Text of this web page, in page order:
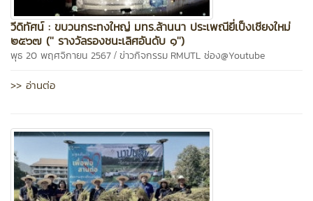
วีดิทัศน์ : ขบวนกระทงใหญ่ มทร.ล้านนา ประเพณียี่เป็งเชียงใหม่
๒๕๖๗ ('' รางวัลรองชนะเลิศอันดับ ๑'')
พุธ 20 พฤศจิกายน 2567 / ข่าวกิจกรรม RMUTL ช่อง@Youtube
>> อ่านต่อ